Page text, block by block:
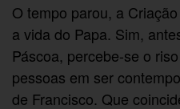
O tempo parou, a
a vida do Papa. Sim,
Páscoa, percebe-se o
pessoas em ser
de Francisco. Que